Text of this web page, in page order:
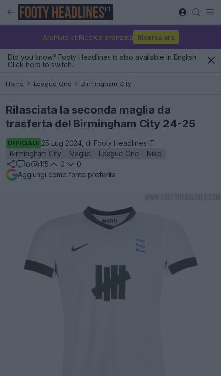
IT
Archivio kit Ricerca avanzata Ricerca ora
Did you know? Footy Headlines is also available in English.
Click here to switch.
Home League One Birmingham City
Rilasciata la seconda maglia da
trasferta del Birmingham City 24-25
UFFICIALE 25 Lug 2024, di Footy Headlines IT
Birmingham City
Maglie League One
Nike
0
115 0
0
Aggiungi come fonte preferita